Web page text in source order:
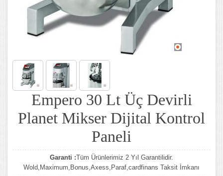
Empero 30 Lt Üç Devirli
Planet Mikser Dijital Kontrol
Paneli
Garanti :Tüm Ürünlerimiz 2 Yıl Garantilidir.
Wold,Maximum,Bonus,Axess,Paraf,cardfinans Taksit İmkanı